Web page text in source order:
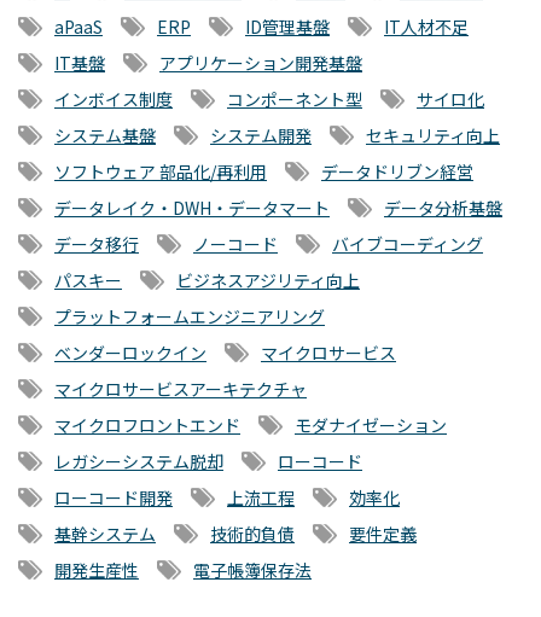
aPaaS
ERP ID管理基盤
IT人材不足
IT基盤
アプリケーション開発基盤
インボイス制度
コンポーネント型
サイロ化
システム基盤
システム開発
セキュリティ向上
ソフトウェア 部品化/再利用
データドリブン経営
データレイク・DWH・データマート
データ分析基盤
データ移行
ノーコード
バイブコーディング
パスキー
ビジネスアジリティ向上
プラットフォームエンジニアリング
ベンダーロックイン
マイクロサービス
マイクロサービスアーキテクチャ
マイクロフロントエンド
モダナイゼーション
レガシーシステム脱却
ローコード
ローコード開発
上流工程
効率化
基幹システム
技術的負債
要件定義
開発生産性
電子帳簿保存法